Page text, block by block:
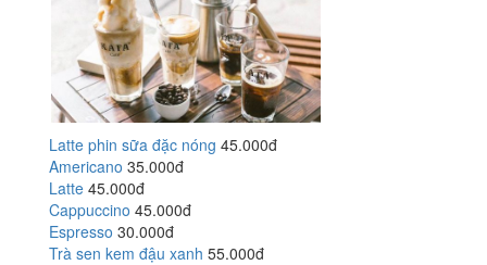
Latte phin sữa đặc nóng 45.000đ
Americano 35.000đ
Latte 45.000đ
Cappuccino 45.000đ
Espresso 30.000đ
Trà sen kem đậu xanh 55.000đ